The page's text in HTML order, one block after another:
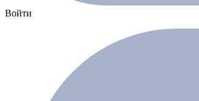
Войти